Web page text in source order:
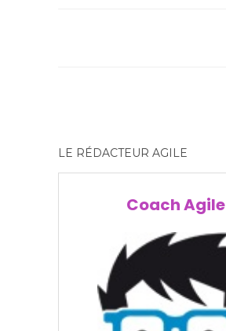
LE RÉDACTEUR AGILE
Coach Agile